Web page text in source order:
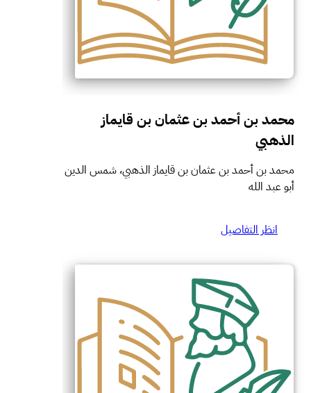
محمد بن أحمد بن عثمان بن قايماز
الذهبي
محمد بن أحمد بن عثمان بن قايماز الذهبي، شمس الدين
أبو عبد الله
انظر التفاصيل